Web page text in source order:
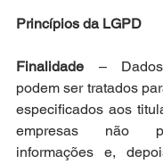
Princípios da LGPD
Finalidade –
podem ser tratados
especificados aos
empresas não
informações e,